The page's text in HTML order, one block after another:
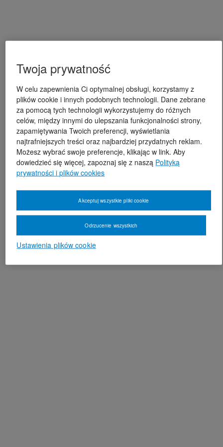
Twoja prywatność
W celu zapewnienia Ci optymalnej obsługi, korzystamy z
plików cookie i innych podobnych technologii. Dane zebrane
za pomocą tych technologii wykorzystujemy do różnych
celów, między innymi do ulepszania funkcjonalności strony,
zapamiętywania Twoich preferencji, wyświetlania
najtrafniejszych treści oraz najbardziej przydatnych reklam.
Możesz wybrać swoje preferencje, klikając w link. Aby
dowiedzieć się więcej, zapoznaj się z naszą Polityką
prywatności i plików cookies
Ustawienia plików cookie
Odrzucenie wszystkich
Akceptuj wszystkie pliki cookie